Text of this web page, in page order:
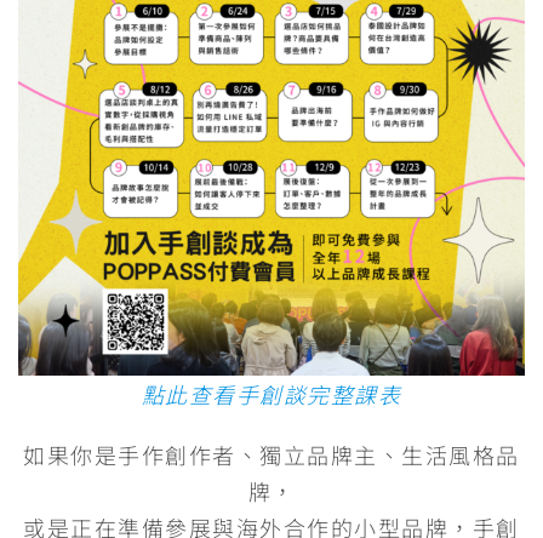
點此查看手創談完整課表
如果你是手作創作者、獨立品牌主、生活風格品
牌，
或是正在準備參展與海外合作的小型品牌，手創